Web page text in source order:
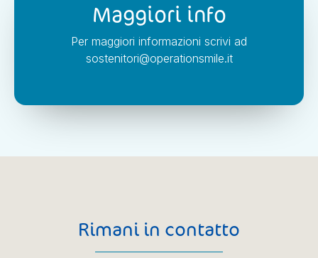
Maggiori info
Per maggiori informazioni scrivi ad
sostenitori@operationsmile.it
Rimani in contatto